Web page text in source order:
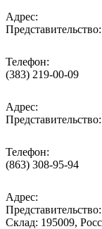
Адрес:
Телефон:
(383) 219-00-09
Адрес:
Телефон:
(863) 308-95-94
Адрес:
Склад: 195009,